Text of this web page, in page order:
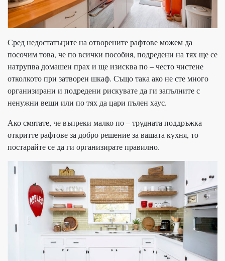
Сред недостатъците на отворените рафтове можем да
посочим това, че по всички пособия, подредени на тях ще се
натрупва домашен прах и ще изисква по – често чистене
отколкото при затворен шкаф. Също така ако не сте много
организирани и подредени рискувате да ги запълните с
ненужни вещи или по тях да цари пълен хаус.
Ако смятате, че въпреки малко по – трудната поддръжка
откритте рафтове за добро решение за вашата кухня, то
постарайте се да ги организирате правилно.